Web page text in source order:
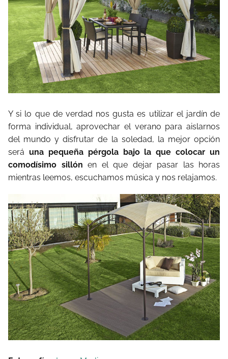
Y si lo que de verdad nos gusta es utilizar el jardín de
forma individual, aprovechar el verano para aislarnos
del mundo y disfrutar de la soledad, la mejor opción
será una pequeña pérgola bajo la que colocar un
comodísimo sillón en el que dejar pasar las horas
mientras leemos, escuchamos música y nos relajamos.